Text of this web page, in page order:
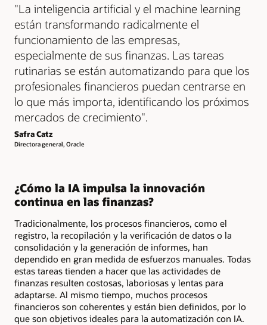
"La inteligencia artificial y el machine learning
están transformando radicalmente el
funcionamiento de las empresas,
especialmente de sus finanzas. Las tareas
rutinarias se están automatizando para que los
profesionales financieros puedan centrarse en
lo que más importa, identificando los próximos
mercados de crecimiento".
Safra Catz
Directora general, Oracle
¿Cómo la IA impulsa la innovación
continua en las finanzas?
Tradicionalmente, los procesos financieros, como el
registro, la recopilación y la verificación de datos o la
consolidación y la generación de informes, han
dependido en gran medida de esfuerzos manuales. Todas
estas tareas tienden a hacer que las actividades de
finanzas resulten costosas, laboriosas y lentas para
adaptarse. Al mismo tiempo, muchos procesos
financieros son coherentes y están bien definidos, por lo
que son objetivos ideales para la automatización con IA.